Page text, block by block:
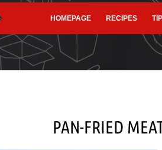
HOMEPAGE RECIPES
PAN-FRIED